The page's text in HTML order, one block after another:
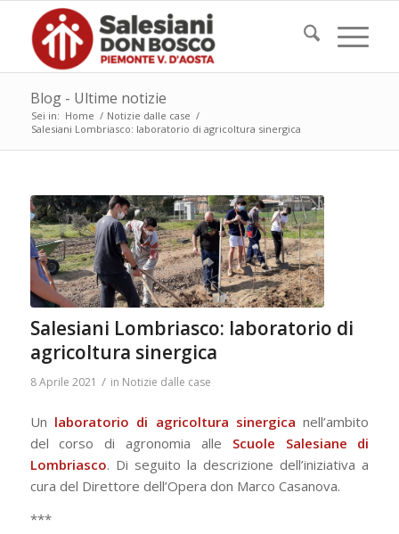
Blog - Ultime notizie
Sei in: Home / Notizie dalle case /
Salesiani Lombriasco: laboratorio di agricoltura sinergica
Salesiani Lombriasco: laboratorio di
agricoltura sinergica
8 Aprile 2021 / in Notizie dalle case
Un laboratorio di agricoltura sinergica nell’ambito
del corso di agronomia alle Scuole Salesiane di
Lombriasco. Di seguito la descrizione dell’iniziativa a
cura del Direttore dell’Opera don Marco Casanova.
***